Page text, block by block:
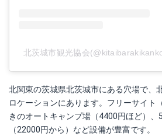
北茨城市観光協会
北関東の茨城県北茨城市にある穴場で、
ロケーションにあります。フリーサイト
きのオートキャンプ場（4400円ほど）
（22000円から）など設備が豊富です。